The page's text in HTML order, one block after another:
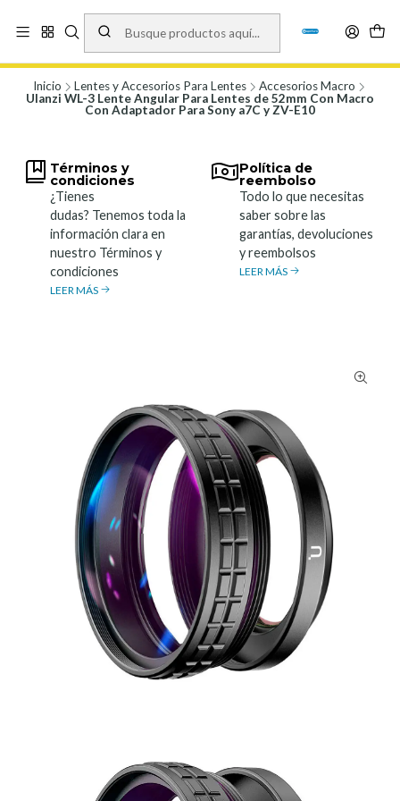
Vísita nuestro local en Los Agustinos 5478, Ñuñoa. Lunes a Viernes 9.30 a
19.00, Sábados 10:00 a 19:00 y Domingos de 10:00 a 17:00
Inicio Lentes y Accesorios Para Lentes
Accesorios Macro
Ulanzi WL-3 Lente Angular Para Lentes de 52mm Con Macro
Con Adaptador Para Sony a7C y ZV-E10
Términos y
condiciones
¿Tienes
dudas? Tenemos toda la
información clara en
nuestro Términos y
condiciones
LEER MÁS
Política de
reembolso
Todo lo que necesitas
saber sobre las
garantías, devoluciones
y reembolsos
LEER MÁS